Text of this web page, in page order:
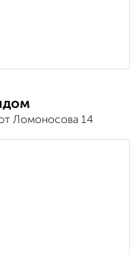
Ломоносова 14